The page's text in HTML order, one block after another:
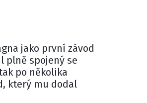
jako první závod
plně spojený se
po několika
který mu dodal